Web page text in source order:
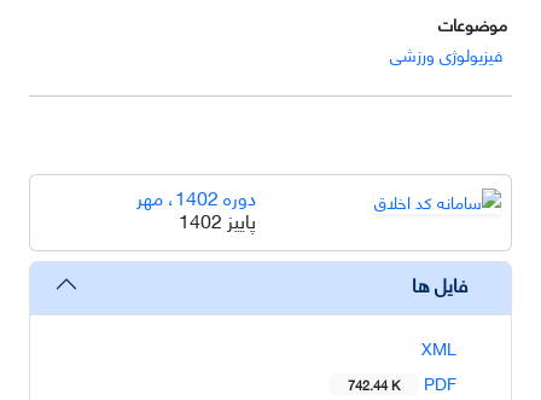
موضوعات
فیزیولوژی ورزشی
دوره 1402، مهر
پاییز 1402
فایل ها
XML
PDF
742.44 K